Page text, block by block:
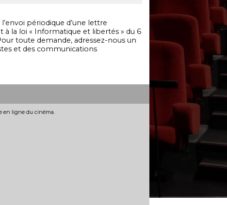
périodique d’une lettre
la loi « Informatique et libertés » du 6
toute demande, adressez-nous un
et des communications
en ligne du cinéma.